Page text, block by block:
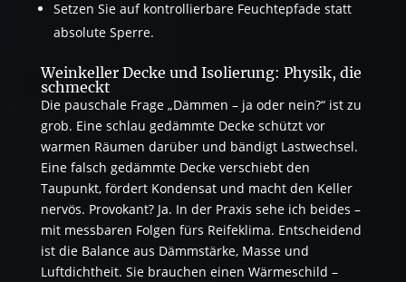
Setzen Sie auf kontrollierbare Feuchtepfade statt
absolute Sperre.
Weinkeller Decke und Isolierung: Physik, die
schmeckt
Die pauschale Frage „Dämmen – ja oder nein?“ ist zu
grob. Eine schlau gedämmte Decke schützt vor
warmen Räumen darüber und bändigt Lastwechsel.
Eine falsch gedämmte Decke verschiebt den
Taupunkt, fördert Kondensat und macht den Keller
nervös. Provokant? Ja. In der Praxis sehe ich beides –
mit messbaren Folgen fürs Reifeklima. Entscheidend
ist die Balance aus Dämmstärke, Masse und
Luftdichtheit. Sie brauchen einen Wärmeschild –